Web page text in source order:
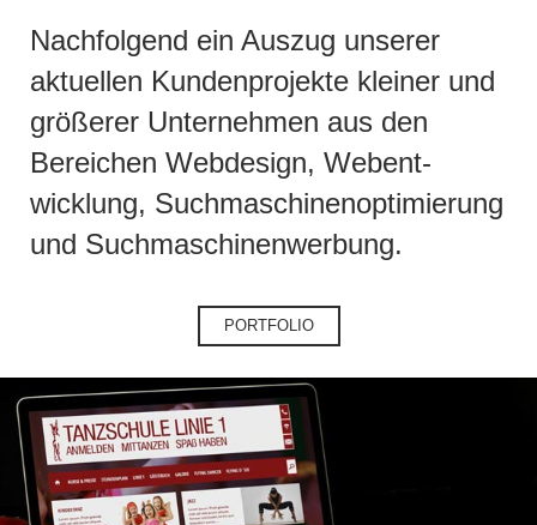
Nachfolgend ein Auszug unserer
aktuellen Kunden­projekte kleiner und
größerer Unternehmen aus den
Bereichen Webdesign, Webent­
wicklung, Suchmaschinen­optimierung
und Suchmaschinen­werbung.
PORTFOLIO
TANZSCHULE LINIE 1